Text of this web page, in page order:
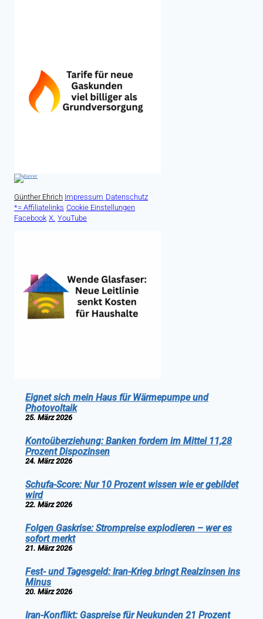
Günther Ehrich Impressum Datenschutz
*= Affiliatelinks Cookie Einstellungen
Facebook X. YouTube
Eignet sich mein Haus für Wärmepumpe und
Photovoltaik
25. März 2026
Kontoüberziehung: Banken fordern im Mittel 11,28
Prozent Dispozinsen
24. März 2026
Schufa-Score: Nur 10 Prozent wissen wie er gebildet
wird
22. März 2026
Folgen Gaskrise: Strompreise explodieren – wer es
sofort merkt
21. März 2026
Fest- und Tagesgeld: Iran-Krieg bringt Realzinsen ins
Minus
20. März 2026
Iran-Konflikt: Gaspreise für Neukunden 21 Prozent